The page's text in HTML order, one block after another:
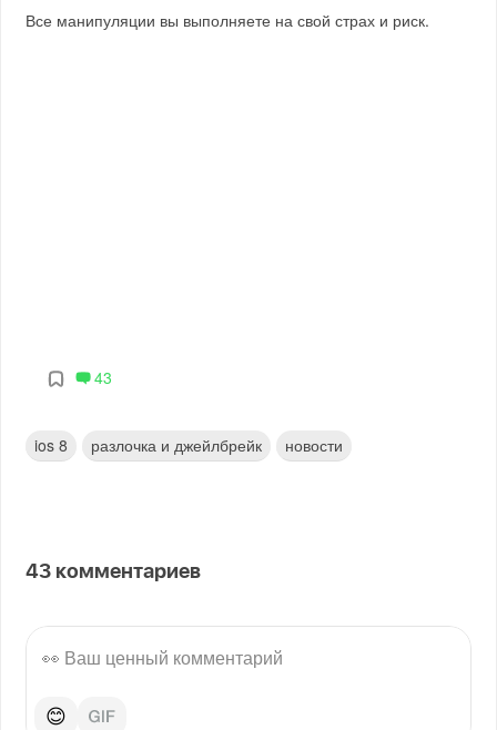
Все манипуляции вы выполняете на свой страх и риск.
43
ios 8 разлочка и джейлбрейк новости
43 комментариев
😊